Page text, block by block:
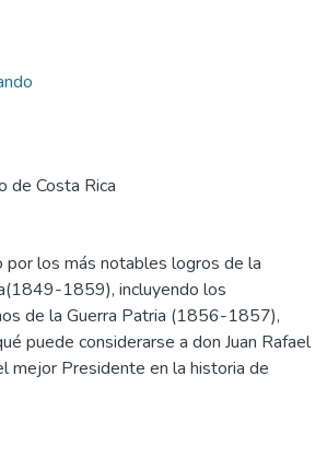
de Costa Rica
por los más notables logros de la
1859), incluyendo los
de la Guerra Patria (1856-1857),
puede considerarse a don Juan Rafael
mejor Presidente en la historia de